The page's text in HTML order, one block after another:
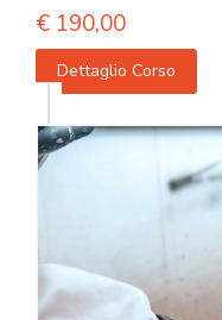
€ 190,00
Dettaglio Corso